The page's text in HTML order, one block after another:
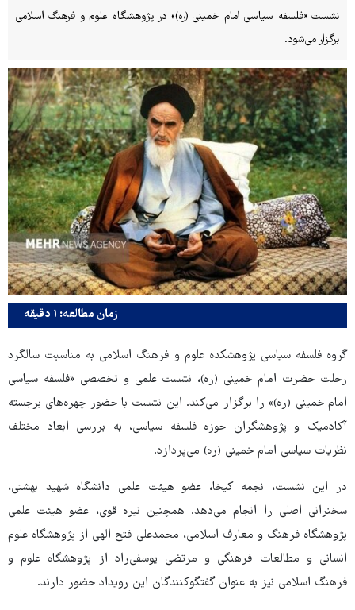
نشست «فلسفه سیاسی امام خمینی (ره)» در پژوهشگاه علوم و فرهنگ اسلامی
برگزار می‌شود.
زمان مطالعه: ۱ دقیقه
گروه فلسفه سیاسی پژوهشکده علوم و فرهنگ اسلامی به مناسبت سالگرد
رحلت حضرت امام خمینی (ره)، نشست علمی و تخصصی «فلسفه سیاسی
امام خمینی (ره)» را برگزار می‌کند. این نشست با حضور چهره‌های برجسته
آکادمیک و پژوهشگران حوزه فلسفه سیاسی، به بررسی ابعاد مختلف
نظریات سیاسی امام خمینی (ره) می‌پردازد.
در این نشست، نجمه کیخا، عضو هیئت علمی دانشگاه شهید بهشتی،
سخنرانی اصلی را انجام می‌دهد. همچنین نیره قوی، عضو هیئت علمی
پژوهشگاه فرهنگ و معارف اسلامی، محمدعلی فتح الهی از پژوهشگاه علوم
انسانی و مطالعات فرهنگی و مرتضی یوسفی‌راد از پژوهشگاه علوم و
فرهنگ اسلامی نیز به عنوان گفتگوکنندگان این رویداد حضور دارند.